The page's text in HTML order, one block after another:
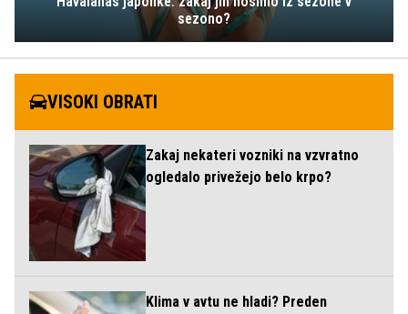
sezono?
VISOKI OBRATI
Zakaj nekateri vozniki na vzvratno
ogledalo privežejo belo krpo?
Klima v avtu ne hladi? Preden